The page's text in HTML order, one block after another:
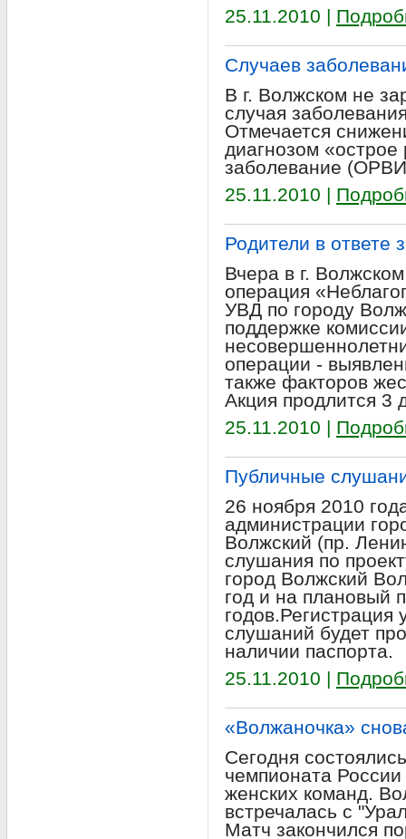
25.11.2010 |
Случаев
В г. Волжском не
случая
Отмечается
диагнозом
заболевание
25.11.2010 |
Родители в ответе
Вчера в г.
операция
УВД по городу
поддержке
операции -
также факторов
Акция продлится 3
25.11.2010 |
Публичные
26 ноября 2010
администрации
Волжский (пр.
слушания по
город Волжский
год и на плановый
годов.Регистрация
слушаний будет
наличии паспорта.
25.11.2010 |
«Волжаночка»
Сегодня
чемпионата
женских команд.
встречалась с
Матч закончился